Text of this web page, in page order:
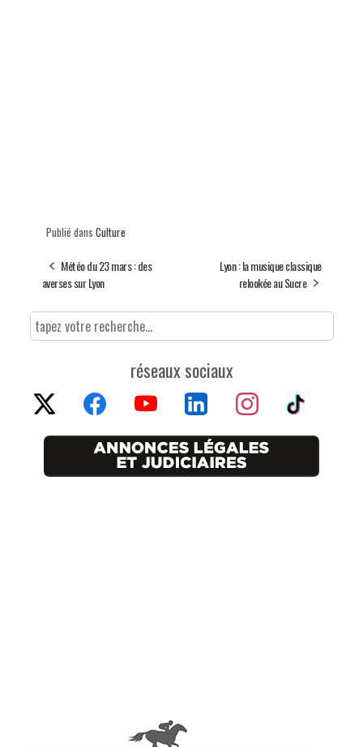
Publié dans Culture
Météo du 23 mars : des
averses sur Lyon
Lyon : la musique classique
relookée au Sucre
réseaux sociaux